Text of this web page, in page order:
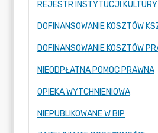
REJESTR INSTYTUCJI KULTURY
NIEODPŁATNA POMOC PRAWNA
OPIEKA WYTCHNIENIOWA
NIEPUBLIKOWANE W BIP